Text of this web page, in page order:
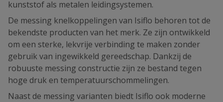
kunststof als metalen leidingsystemen.
De messing knelkoppelingen van Isiflo behoren tot de
bekendste producten van het merk. Ze zijn ontwikkeld
om een sterke, lekvrije verbinding te maken zonder
gebruik van ingewikkeld gereedschap. Dankzij de
robuuste messing constructie zijn ze bestand tegen
hoge druk en temperatuurschommelingen.
Naast de messing varianten biedt Isiflo ook moderne